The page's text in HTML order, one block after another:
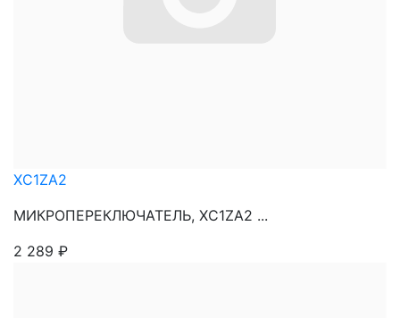
XC1ZA2
МИКРОПЕРЕКЛЮЧАТЕЛЬ, XC1ZA2 ...
2 289 ₽